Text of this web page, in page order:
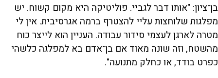
בן־ציון: "אותו דבר לגביי. פוליטיקה היא מקום קשוח. יש
מפלגות שלוחצות עליי להצטרף ברמה אגרסיבית. אין לי
מטרה לארגן לעצמי סידור עבודה. העניין הוא לייצר כוח
מהשטח, וזה שונה מאוד אם בן־אדם בא למפלגה כלשהי
כפרט בודד, או כחלק מתנועה".